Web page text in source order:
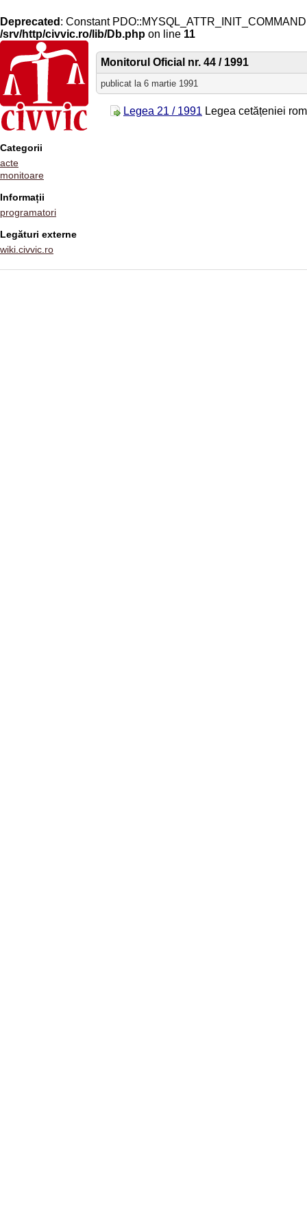
Deprecated : Constant
/srv/http/civvic.ro/lib/Db.php on line 11
Categorii
acte
monitoare
Informații
programatori
Legături externe
wiki.civvic.ro
Monitorul Oficial nr. 44 / 1991
publicat la 6 martie 1991
Legea 21 / 1991 Legea cetățeniei